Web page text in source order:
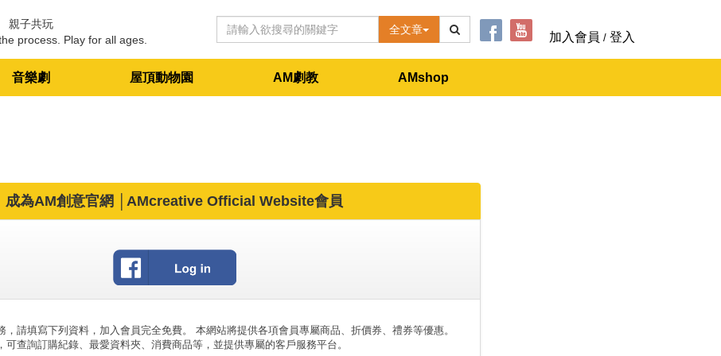
親子共玩
process. Play for all ages.
全文章
加入會員 / 登入
音樂劇 屋頂動物園 AM劇教 AMshop
成為AM創意官網 │AMcreative Official Website會員
，請填寫下列資料，加入會員完全免費。 本網站將提供各項會員專屬商品、折價券、禮券等優惠。
可查詢訂購紀錄、最愛資料夾、消費商品等，並提供專屬的客戶服務平台。